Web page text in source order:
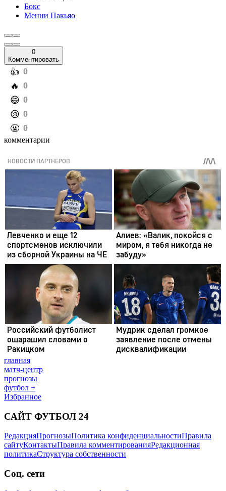
Бокс
Менни Пакьяо
0
Комментировать
️👍 0
️🔥 0
️😄 0
️😢 0
️🤬 0
комментарии
главная
матч-центр
прогнозы
футбол +
Избранное
САЙТ ФУТБОЛ 24
РедакцияПрогнозыПолитика конфиденциальностиПравила
сайтуКонтактыПравила комментированияРедакционная
политикаСтруктура собственности
Соц. сети